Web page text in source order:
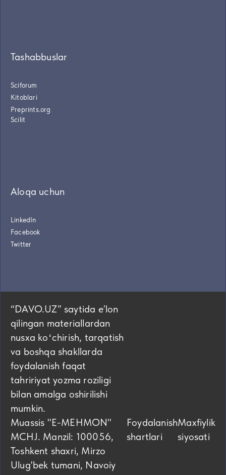
Tashabbuslar
Sciforum
Kitoblari
Preprints.org
Scilit
Aloqa uchun
LinkedIn
Facebook
Twitter
“DAVO.UZ” saytida eʼlon
qilingan materiallardan
nusxa koʻchirish, tarqatish
va boshqa shakllarda
foydalanish faqat
tahririyat yozma roziligi
bilan amalga oshirilishi
mumkin.
Muassis "E-MEHMON"
MCHJ. Manzil: 100056,
Toshkent shaxri, Mirzo
Ulug'bek tumani, Navoiy
Foydalanish
shartlari
Maxfiylik
siyosati